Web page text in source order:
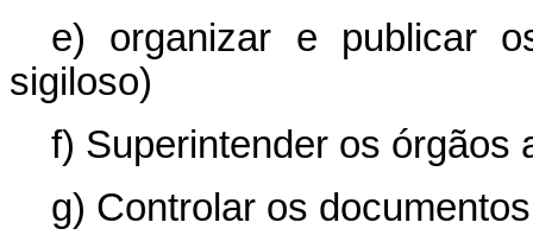
e) organizar e publicar
sigiloso)
f) Superintender os órgãos
g) Controlar os